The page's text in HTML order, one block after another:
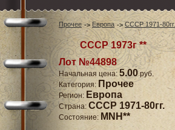
Прочее Европа СССР 1971-80гг.
СССР 1973г **
Лот №44898
Начальная цена: 5.00руб.
Категория: Прочее
Регион: Европа
Страна: СССР 1971-80гг.
Состояние: MNH**